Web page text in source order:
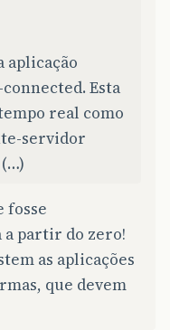
aplicação
Esta
real como
servidor
fosse
a partir do zero!
as aplicações
que devem